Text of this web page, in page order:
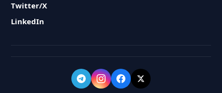
Twitter/X
LinkedIn